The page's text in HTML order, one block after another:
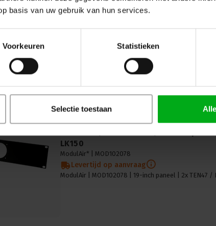
basis van uw gebruik van hun services.
Voorkeuren Statistieken
Selectie toestaan
Levertijd op aanvraag
ModulAir 19"-paneel voor montage van MOD102022
LK150
ModulAir* | MOD102078
Levertijd op aanvraag
ModulAir | MOD102078 | 19-inch paneel | 2x TEN47 /